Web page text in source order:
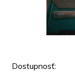
Dostupnosť: